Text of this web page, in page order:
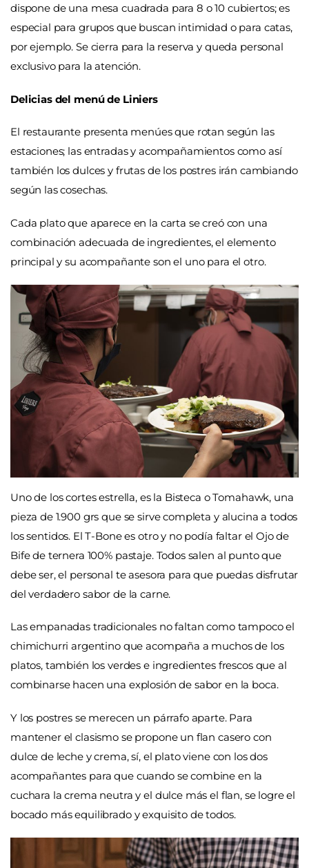
dispone de una mesa cuadrada para 8 o 10 cubiertos; es
especial para grupos que buscan intimidad o para catas,
por ejemplo. Se cierra para la reserva y queda personal
exclusivo para la atención.
Delicias del menú de Liniers
El restaurante presenta menúes que rotan según las
estaciones; las entradas y acompañamientos como así
también los dulces y frutas de los postres irán cambiando
según las cosechas.
Cada plato que aparece en la carta se creó con una
combinación adecuada de ingredientes, el elemento
principal y su acompañante son el uno para el otro.
Uno de los cortes estrella, es la Bisteca o Tomahawk, una
pieza de 1.900 grs que se sirve completa y alucina a todos
los sentidos. El T-Bone es otro y no podía faltar el Ojo de
Bife de ternera 100% pastaje. Todos salen al punto que
debe ser, el personal te asesora para que puedas disfrutar
del verdadero sabor de la carne.
Las empanadas tradicionales no faltan como tampoco el
chimichurri argentino que acompaña a muchos de los
platos, también los verdes e ingredientes frescos que al
combinarse hacen una explosión de sabor en la boca.
Y los postres se merecen un párrafo aparte. Para
mantener el clasismo se propone un flan casero con
dulce de leche y crema, sí, el plato viene con los dos
acompañantes para que cuando se combine en la
cuchara la crema neutra y el dulce más el flan, se logre el
bocado más equilibrado y exquisito de todos.